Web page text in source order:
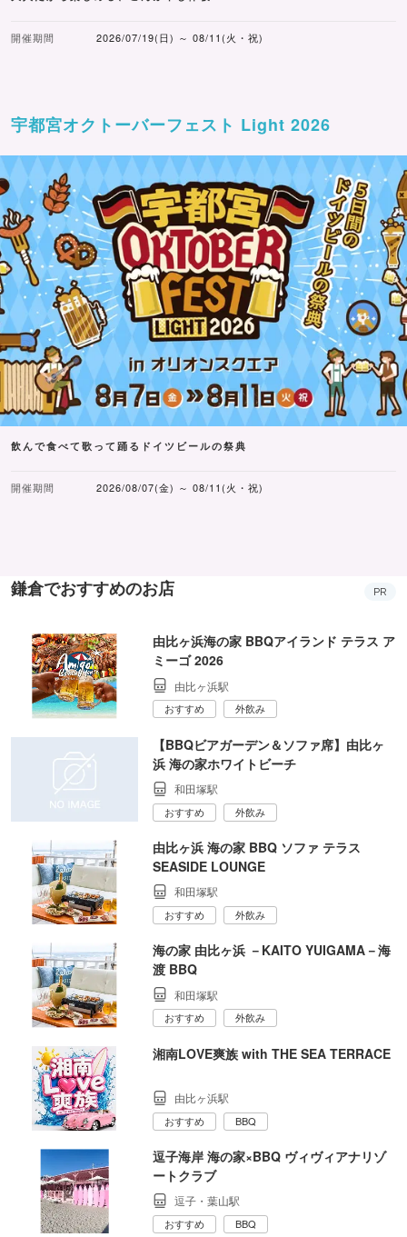
開催期間 2026/07/19(日) ～ 08/11(火・祝)
宇都宮オクトーバーフェスト Light 2026
飲んで食べて歌って踊るドイツビールの祭典
開催期間 2026/08/07(金) ～ 08/11(火・祝)
鎌倉でおすすめのお店 PR
由比ヶ浜海の家 BBQアイランド テラス ア
ミーゴ 2026
由比ヶ浜駅
おすすめ 外飲み
【BBQビアガーデン＆ソファ席】由比ヶ
浜 海の家ホワイトビーチ
和田塚駅
おすすめ 外飲み
由比ヶ浜 海の家 BBQ ソファ テラス
SEASIDE LOUNGE
和田塚駅
おすすめ 外飲み
海の家 由比ヶ浜 －KAITO YUIGAMA－海
渡 BBQ
和田塚駅
おすすめ 外飲み
湘南LOVE爽族 with THE SEA TERRACE
由比ヶ浜駅
おすすめ BBQ
逗子海岸 海の家×BBQ ヴィヴィアナリゾ
ートクラブ
逗子・葉山駅
おすすめ BBQ